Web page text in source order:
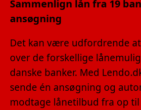
Sammenlign lån fra 19
ansøgning
Det kan være udfordrende
over de forskellige
danske banker. Med
sende én ansøgning og
modtage lånetilbud fra op til